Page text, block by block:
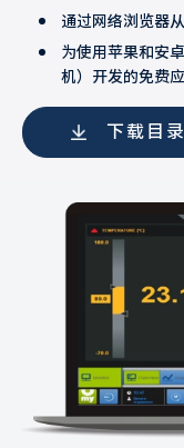
通过网络浏览器
为使用苹果和安
机）开发的免费
下载目录